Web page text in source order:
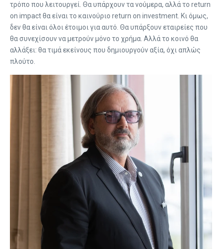
τρόπο που λειτουργεί. Θα υπάρχουν τα νούμερα, αλλά το return
on impact θα είναι το καινούριο return on investment. Κι όμως,
δεν θα είναι όλοι έτοιμοι για αυτό. Θα υπάρξουν εταιρείες που
θα συνεχίσουν να μετρούν μόνο το χρήμα. Αλλά το κοινό θα
αλλάξει: θα τιμά εκείνους που δημιουργούν αξία, όχι απλώς
πλούτο.